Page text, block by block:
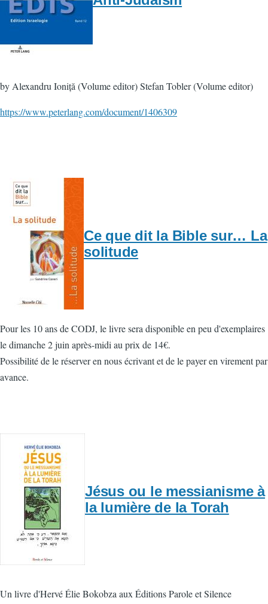
by Alexandru Ioniță (Volume editor) Stefan Tobler (Volume editor)
https://www.peterlang.com/document/1406309
Ce que dit la Bible sur… La
solitude
Pour les 10 ans de CODJ, le livre sera disponible en peu d'exemplaires
le dimanche 2 juin après-midi au prix de 14€.
Possibilité de le réserver en nous écrivant et de le payer en virement par
avance.
Jésus ou le messianisme à
la lumière de la Torah
Un livre d'Hervé Élie Bokobza aux Éditions Parole et Silence